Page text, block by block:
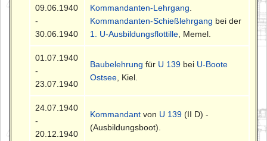
09.06.1940
-
30.06.1940
Kommandanten-Lehrgang
Kommandanten-Schießlehrgang bei der
1. U-Ausbildungsflottille , Memel.
01.07.1940
-
23.07.1940
Baubelehrung für U 139 bei U-Boote
Ostsee , Kiel.
24.07.1940
-
20.12.1940
Kommandant von U 139 (II D) -
(Ausbildungsboot).